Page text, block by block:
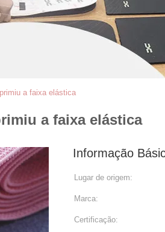
a faixa elástica
a faixa elástica
Informação
Lugar de origem:
Marca:
Certificação: